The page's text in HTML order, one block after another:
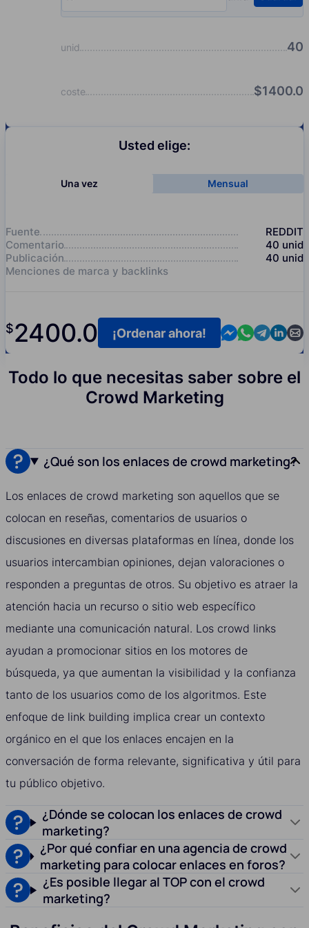
unid 40
coste $1400.0
Usted elige:
Una vez Mensual
Fuente
REDDIT
Comentario
40 unid
Publicación
40 unid
Menciones de marca y backlinks
$2400.0 Contact us in
Contact us
Contact
¡Ordenar ahora!
Todo lo que necesitas saber sobre el
Crowd Marketing
¿Qué son los enlaces de crowd marketing?
Los enlaces de crowd marketing son aquellos que se
colocan en reseñas, comentarios de usuarios o
discusiones en diversas plataformas en línea, donde los
usuarios intercambian opiniones, dejan valoraciones o
responden a preguntas de otros. Su objetivo es atraer la
atención hacia un recurso o sitio web específico
mediante una comunicación natural. Los crowd links
ayudan a promocionar sitios en los motores de
búsqueda, ya que aumentan la visibilidad y la confianza
tanto de los usuarios como de los algoritmos. Este
enfoque de link building implica crear un contexto
orgánico en el que los enlaces encajen en la
conversación de forma relevante, significativa y útil para
tu público objetivo.
¿Dónde se colocan los enlaces de crowd
marketing?
¿Por qué confiar en una agencia de crowd
marketing para colocar enlaces en foros?
¿Es posible llegar al TOP con el crowd
marketing?